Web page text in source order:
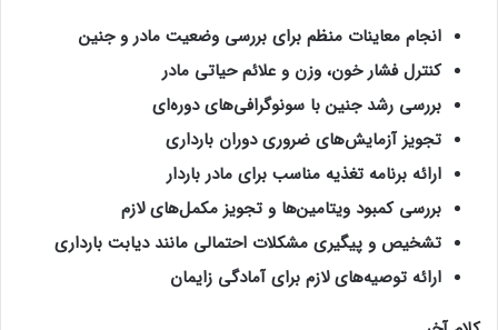
انجام معاینات منظم برای بررسی وضعیت مادر و جنین
کنترل فشار خون، وزن و علائم حیاتی مادر
بررسی رشد جنین با سونوگرافی‌های دوره‌ای
تجویز آزمایش‌های ضروری دوران بارداری
ارائه برنامه تغذیه مناسب برای مادر باردار
بررسی کمبود ویتامین‌ها و تجویز مکمل‌های لازم
تشخیص و پیگیری مشکلات احتمالی مانند دیابت بارداری
ارائه توصیه‌های لازم برای آمادگی زایمان